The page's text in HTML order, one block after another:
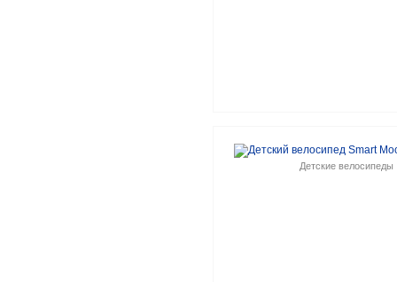
Детские велосипеды